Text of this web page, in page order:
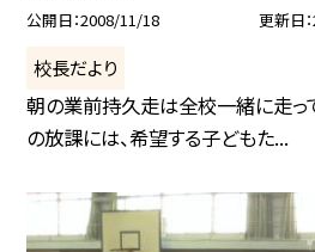
公開日 2008/11/18 更新日
校長だより
朝の業前持久走は全校一緒に走っ
の放課には、希望する子どもた...